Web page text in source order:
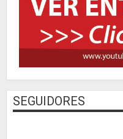
SEGUIDORES